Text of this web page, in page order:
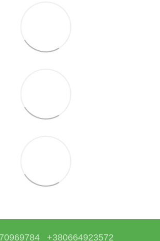
+380664923572